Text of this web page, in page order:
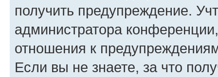
получить предупреждение.
администратора
отношения к
Если вы не знаете, за что